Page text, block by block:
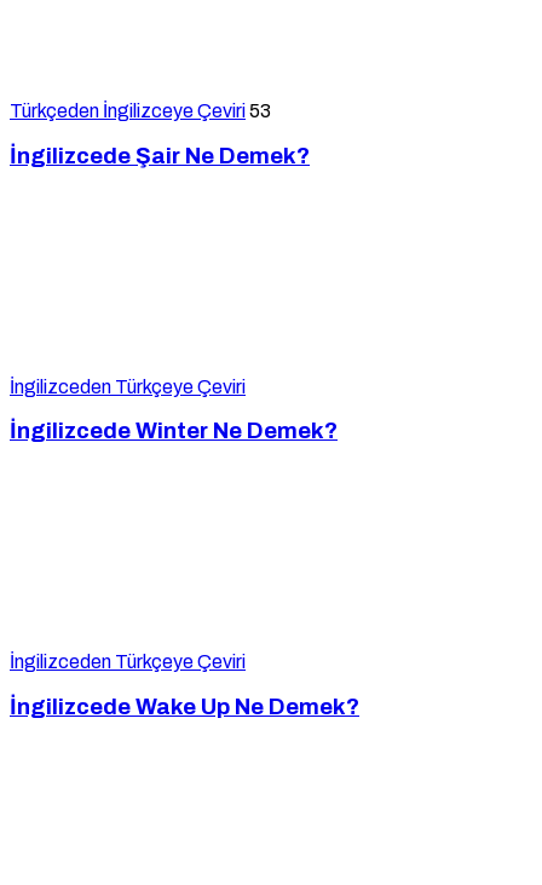
Türkçeden İngilizceye Çeviri53
İngilizcede Şair Ne Demek?
İngilizceden Türkçeye Çeviri
İngilizcede Winter Ne Demek?
İngilizceden Türkçeye Çeviri
İngilizcede Wake Up Ne Demek?